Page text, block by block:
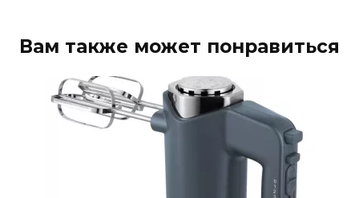
Вам также может понравиться